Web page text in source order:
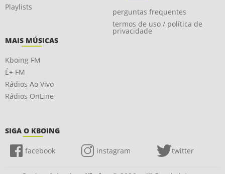
Playlists
perguntas frequentes
termos de uso / política de
privacidade
MAIS MÚSICAS
Kboing FM
É+ FM
Rádios Ao Vivo
Rádios OnLine
SIGA O KBOING
facebook instagram twitter